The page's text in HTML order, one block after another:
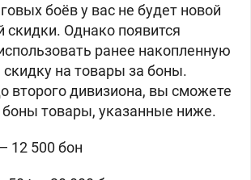
боёв у вас не будет новой
скидки. Однако появится
ранее накопленную
на товары за боны.
второго дивизиона, вы сможете
боны товары, указанные ниже.
12 500 бон